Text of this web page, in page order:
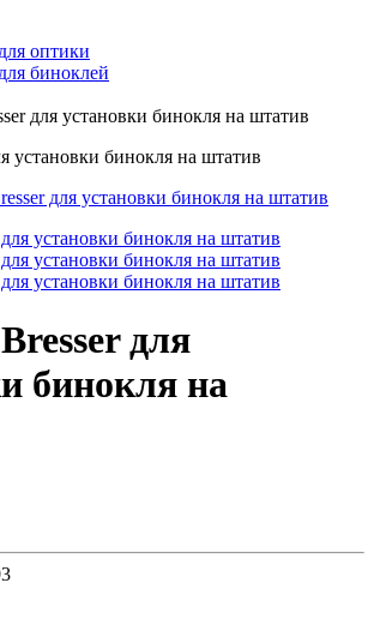
оптики
биноклей
для установки бинокля на штатив
установки бинокля на штатив
для
бинокля на